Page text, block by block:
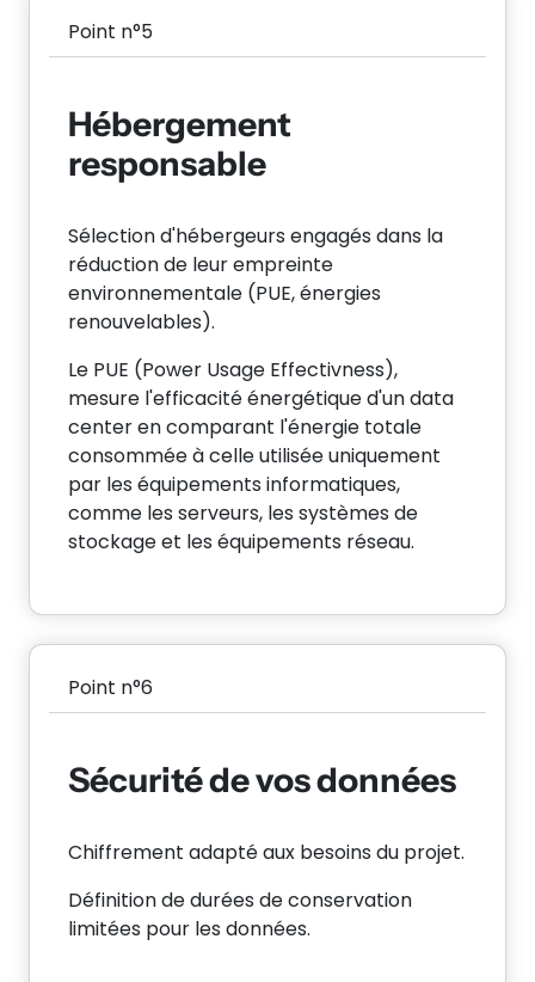
Point n°5
Hébergement
responsable
Sélection d'hébergeurs engagés dans la
réduction de leur empreinte
environnementale (PUE, énergies
renouvelables).
Le PUE (Power Usage Effectivness),
mesure l'efficacité énergétique d'un data
center en comparant l'énergie totale
consommée à celle utilisée uniquement
par les équipements informatiques,
comme les serveurs, les systèmes de
stockage et les équipements réseau.
Point n°6
Sécurité de vos données
Chiffrement adapté aux besoins du projet.
Définition de durées de conservation
limitées pour les données.